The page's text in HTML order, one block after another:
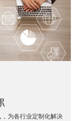
为各行业定制化解决